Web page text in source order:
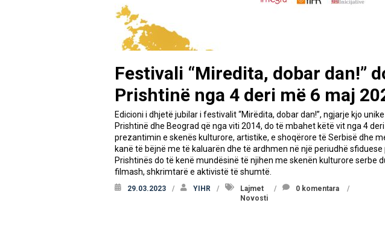
Festivali “Miredita, dobar dan!”
Prishtinë nga 4 deri më 6 maj
Edicioni i dhjetë jubilar i festivalit “Mirëdita, dobar dan!”, ngjarje kjo
Prishtinë dhe Beograd që nga viti 2014, do të mbahet këtë vit nga 4
prezantimin e skenës kulturore, artistike, e shoqërore të Serbisë dhe
kanë të bëjnë me të kaluarën dhe të ardhmen në një periudhë
Prishtinës do të kenë mundësinë të njihen me skenën kulturore serbe
filmash, shkrimtarë e aktivistë të shumtë.
29.03.2023 YIHR
Lajmet
Novosti
0 komentara